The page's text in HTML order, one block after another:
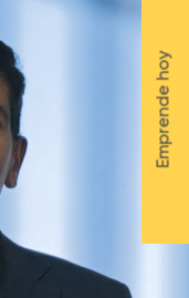
Emprende hoy